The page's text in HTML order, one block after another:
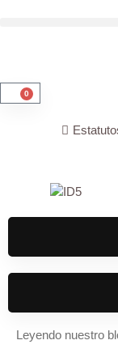
0
Leyendo nuestro